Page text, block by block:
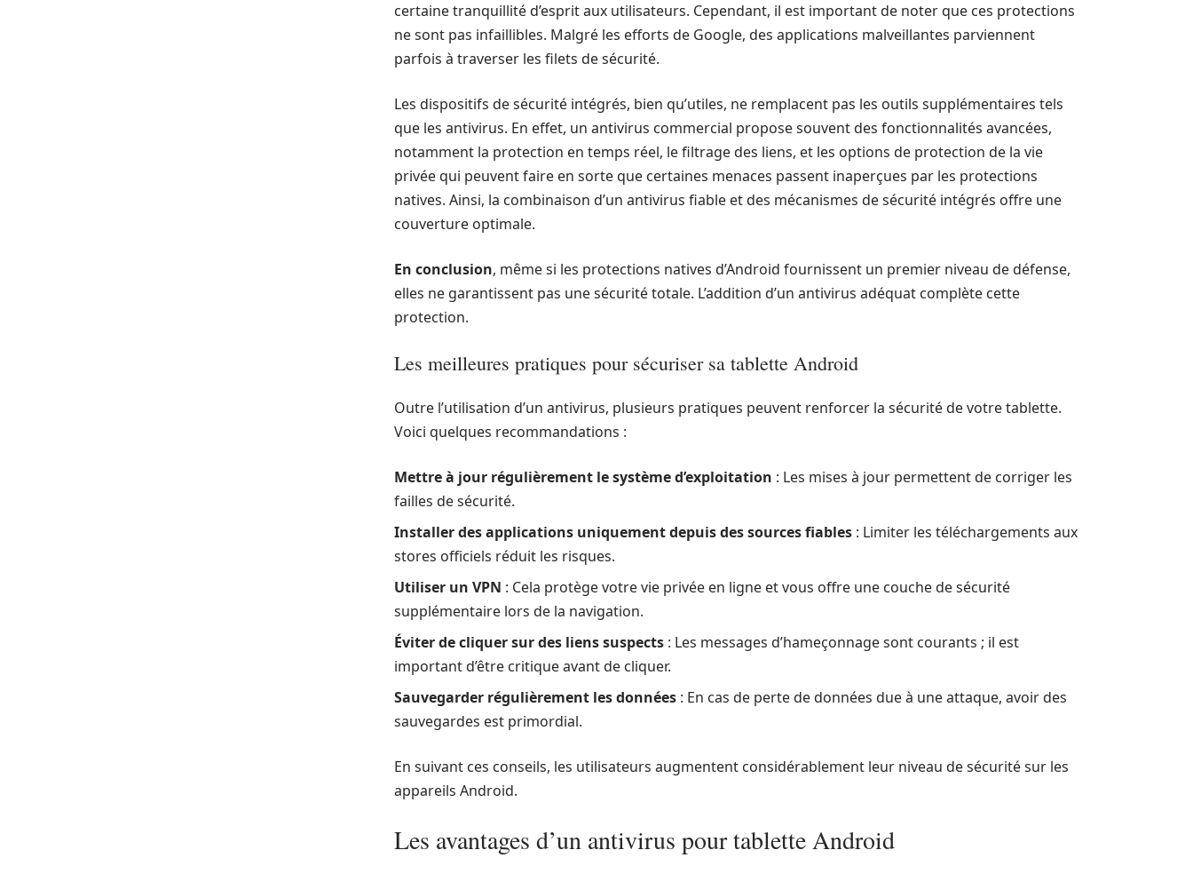
certaine tranquillité d’esprit aux utilisateurs. Cependant, il est important de noter que ces protections
ne sont pas infaillibles. Malgré les efforts de Google, des applications malveillantes parviennent
parfois à traverser les filets de sécurité.
Les dispositifs de sécurité intégrés, bien qu’utiles, ne remplacent pas les outils supplémentaires tels
que les antivirus. En effet, un antivirus commercial propose souvent des fonctionnalités avancées,
notamment la protection en temps réel, le filtrage des liens, et les options de protection de la vie
privée qui peuvent faire en sorte que certaines menaces passent inaperçues par les protections
natives. Ainsi, la combinaison d’un antivirus fiable et des mécanismes de sécurité intégrés offre une
couverture optimale.
En conclusion, même si les protections natives d’Android fournissent un premier niveau de défense,
elles ne garantissent pas une sécurité totale. L’addition d’un antivirus adéquat complète cette
protection.
Les meilleures pratiques pour sécuriser sa tablette Android
Outre l’utilisation d’un antivirus, plusieurs pratiques peuvent renforcer la sécurité de votre tablette.
Voici quelques recommandations :
Mettre à jour régulièrement le système d’exploitation : Les mises à jour permettent de corriger les
failles de sécurité.
Installer des applications uniquement depuis des sources fiables : Limiter les téléchargements aux
stores officiels réduit les risques.
Utiliser un VPN : Cela protège votre vie privée en ligne et vous offre une couche de sécurité
supplémentaire lors de la navigation.
Éviter de cliquer sur des liens suspects : Les messages d’hameçonnage sont courants ; il est
important d’être critique avant de cliquer.
Sauvegarder régulièrement les données : En cas de perte de données due à une attaque, avoir des
sauvegardes est primordial.
En suivant ces conseils, les utilisateurs augmentent considérablement leur niveau de sécurité sur les
appareils Android.
Les avantages d’un antivirus pour tablette Android